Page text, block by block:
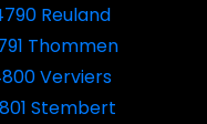
Reuland
Thommen
Verviers
Stembert